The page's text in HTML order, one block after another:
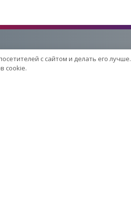
с сайтом и делать его лучше.
cookie.